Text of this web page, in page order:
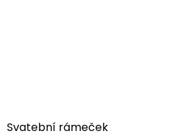
Svatební rámeček